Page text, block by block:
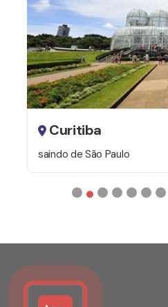
"city tour" e passeios
Preparação de pacotes
internacionais,
pessoas e empresas em
Curitiba
saindo de São Paulo